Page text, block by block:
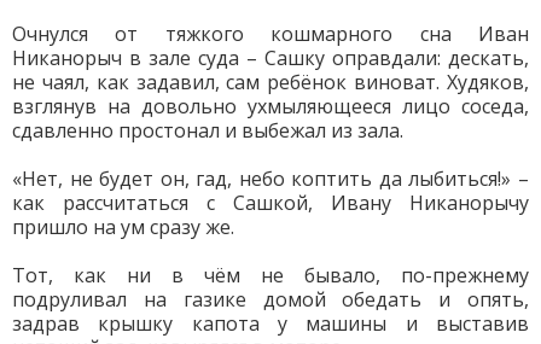
Очнулся от тяжкого кошмарного сна Иван
Никанорыч в зале суда – Сашку оправдали: дескать,
не чаял, как задавил, сам ребёнок виноват. Худяков,
взглянув на довольно ухмыляющееся лицо соседа,
сдавленно простонал и выбежал из зала.
«Нет, не будет он, гад, небо коптить да лыбиться!» –
как рассчитаться с Сашкой, Ивану Никанорычу
пришло на ум сразу же.
Тот, как ни в чём не бывало, по-прежнему
подруливал на газике домой обедать и опять,
задрав крышку капота у машины и выставив